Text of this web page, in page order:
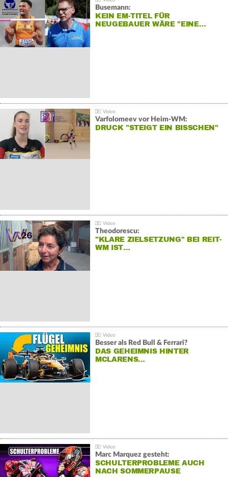
Busemann:
KEIN EM-TITEL FÜR
NEUGEBAUER WÄRE "EINE…
Varfolomeev vor Heim-WM:
DRUCK "STEIGT EIN BISSCHEN"
Theodorescu:
"KLARE ZIELSETZUNG" BEI REIT-
WM IST…
Besser als Red Bull & Ferrari?
DAS GEHEIMNIS HINTER
MCLARENS…
Marc Marquez gesteht:
SCHULTERPROBLEME AUCH
NACH SOMMERPAUSE